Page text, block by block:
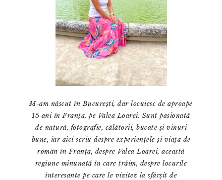
M-am născut în București, dar locuiesc de aproape
15 ani în Franța, pe Valea Loarei. Sunt pasionată
de natură, fotografie, călătorii, bucate și vinuri
bune, iar aici scriu despre experiențele și viața de
român în Franța, despre Valea Loarei, această
regiune minunată în care trăim, despre locurile
interesante pe care le vizitez la sfârșit de